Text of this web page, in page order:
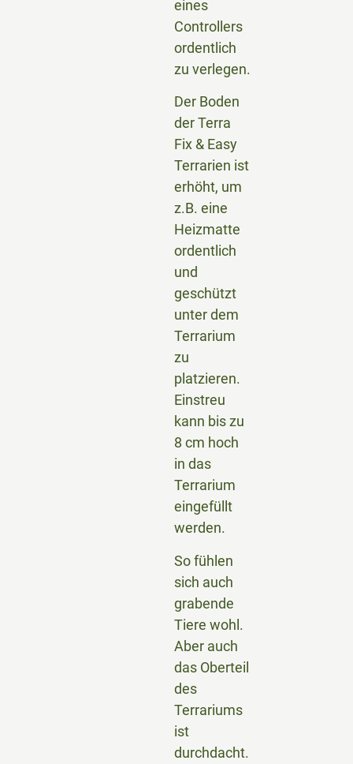
eines
Controllers
ordentlich
zu verlegen.
Der Boden
der Terra
Fix & Easy
Terrarien ist
erhöht, um
z.B. eine
Heizmatte
ordentlich
und
geschützt
unter dem
Terrarium
zu
platzieren.
Einstreu
kann bis zu
8 cm hoch
in das
Terrarium
eingefüllt
werden.
So fühlen
sich auch
grabende
Tiere wohl.
Aber auch
das Oberteil
des
Terrariums
ist
durchdacht.